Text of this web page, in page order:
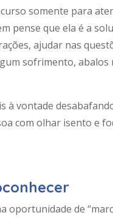
somente para
pense que ela é a
ajudar nas
sofrimento,
à vontade
com olhar isento e
oportunidade de